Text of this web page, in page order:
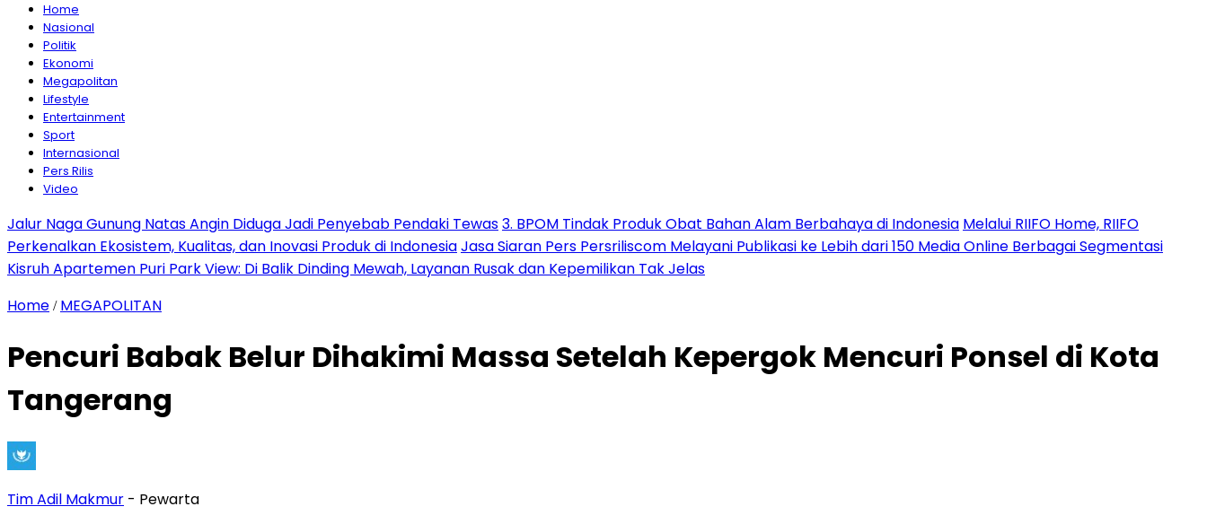
Home
Nasional
Politik
Ekonomi
Megapolitan
Lifestyle
Entertainment
Sport
Internasional
Pers Rilis
Video
Jalur Naga Gunung Natas Angin Diduga Jadi Penyebab Pendaki Tewas3. BPOM Tindak Produk Obat Bahan Alam Berbahaya di Indonesia Melalui RIIFO Home, RIIFO
Perkenalkan Ekosistem, Kualitas, dan Inovasi Produk di IndonesiaJasa Siaran Pers Persriliscom Melayani Publikasi ke Lebih dari 150 Media Online Berbagai Segmentasi
Kisruh Apartemen Puri Park View: Di Balik Dinding Mewah, Layanan Rusak dan Kepemilikan Tak Jelas
Home / MEGAPOLITAN
Pencuri Babak Belur Dihakimi Massa Setelah Kepergok Mencuri Ponsel di Kota
Tangerang
Tim Adil Makmur - Pewarta